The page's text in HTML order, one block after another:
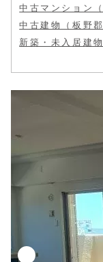
中古マンション
中古建物（板野郡
新築・未入居建